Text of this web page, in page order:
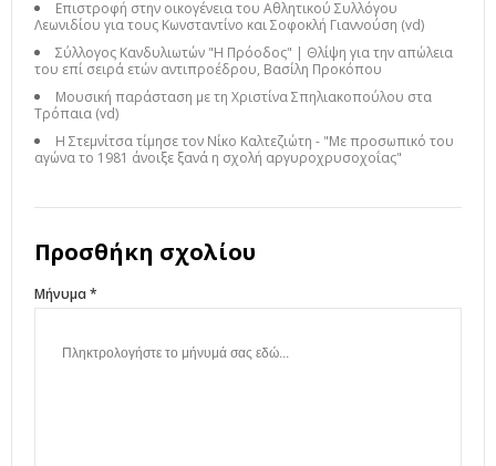
Επιστροφή στην οικογένεια του Αθλητικού Συλλόγου
Λεωνιδίου για τους Κωνσταντίνο και Σοφοκλή Γιαννούση (vd)
Σύλλογος Κανδυλιωτών "Η Πρόοδος" | Θλίψη για την απώλεια
του επί σειρά ετών αντιπροέδρου, Βασίλη Προκόπου
Μουσική παράσταση με τη Χριστίνα Σπηλιακοπούλου στα
Τρόπαια (vd)
Η Στεμνίτσα τίμησε τον Νίκο Καλτεζιώτη - "Με προσωπικό του
αγώνα το 1981 άνοιξε ξανά η σχολή αργυροχρυσοχοΐας"
Προσθήκη σχολίου
Μήνυμα *